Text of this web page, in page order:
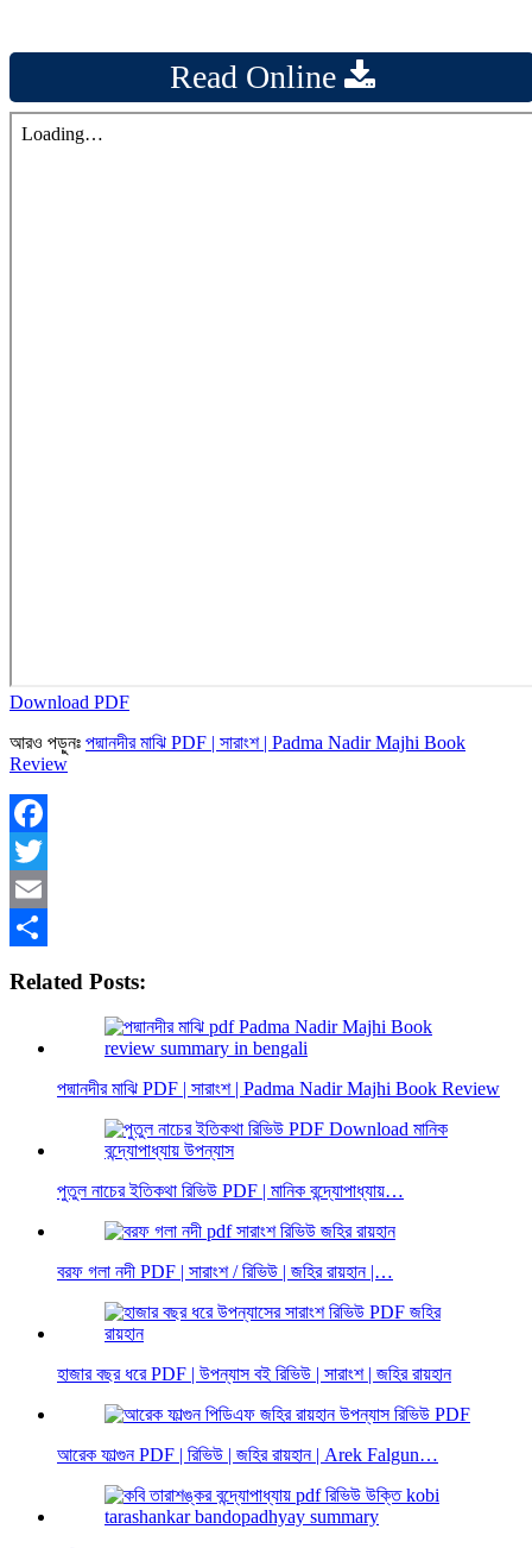
Read Online
Download PDF
আরও পড়ুনঃ পদ্মানদীর মাঝি PDF | সারাংশ | Padma Nadir Majhi Book
Review
Facebook
Twitter
Email
Related Posts:
পদ্মানদীর মাঝি PDF | সারাংশ | Padma Nadir Majhi Book Review
পুতুল নাচের ইতিকথা রিভিউ PDF | মানিক বন্দ্যোপাধ্যায়…
বরফ গলা নদী PDF | সারাংশ / রিভিউ | জহির রায়হান |…
হাজার বছর ধরে PDF | উপন্যাস বই রিভিউ | সারাংশ | জহির রায়হান
আরেক ফাল্গুন PDF | রিভিউ | জহির রায়হান | Arek Falgun…